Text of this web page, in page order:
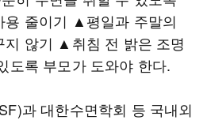
줄이기 ▲평일과 주말의
지 않기 ▲취침 전 밝은 조명
도록 부모가 도와야 한다.
과 대한수면학회 등 국내외